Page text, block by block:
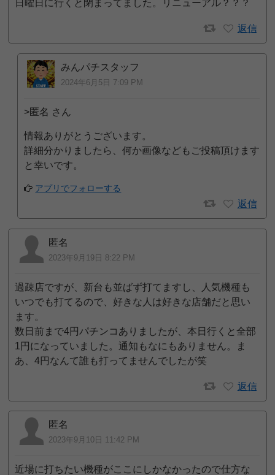
日曜日に行くと閉まってました。リニューアル？？？
返信
みんパチスタッフ
2024年6月5日 7:09 PM
>匿名 さん
情報ありがとうございます。
詳細分かりましたら、何か画像などもご投稿頂けます
と幸いです。
アプリでフォローする
返信
匿名
2023年9月19日 8:22 PM
過疎店ですが、新台も並ばず打てますし、人気機種も
いつでも打てるので、好きな人は好きな店舗だと思い
ます。
数日前まで4円パチンコありましたが、本日行くと全部
1円になっていました。通知もなにもありません。ま
あ、4円なんて誰も打ってませんでしたが笑
返信
匿名
2023年9月10日 11:42 PM
近場に打ちたい機種がここにしかなかったので仕方な